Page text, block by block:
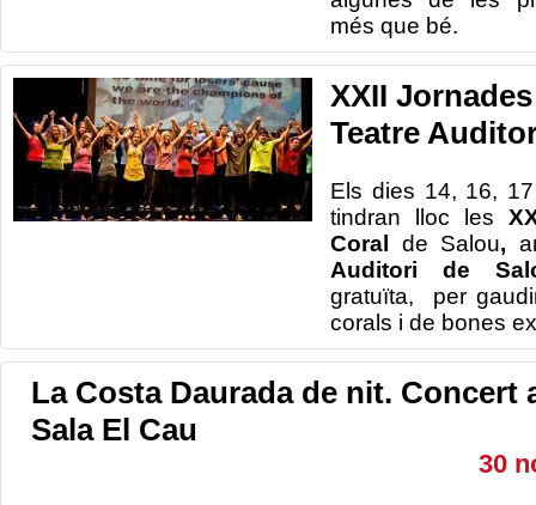
més que bé.
XXII
Teatre
Els dies 14, 16,
tindran lloc les
Coral de Salou,
Auditori de
gratuïta, per
corals i de bones
La Costa Daurada de nit. Concert
Sala El Cau
30